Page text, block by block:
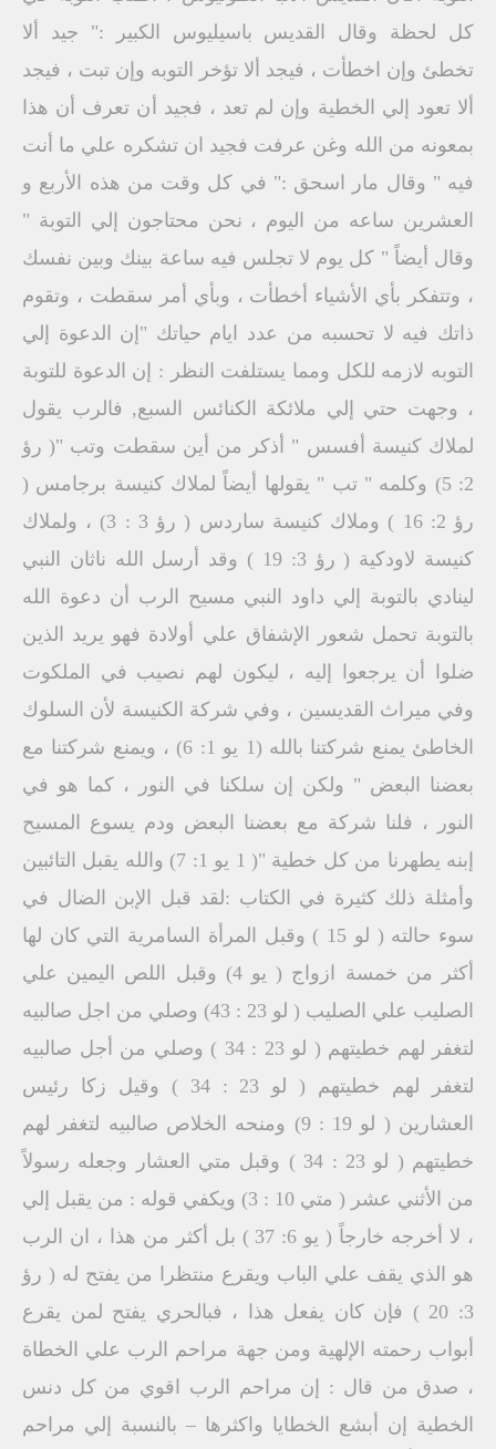
كل لحظة وقال القديس باسيليوس الكبير :" جيد ألا
تخطئ وإن اخطأت ، فيجد ألا تؤخر التوبه وإن تبت ، فيجد
ألا تعود إلي الخطية وإن لم تعد ، فجيد أن تعرف أن هذا
بمعونه من الله وغن عرفت فجيد ان تشكره علي ما أنت
فيه " وقال مار اسحق :" في كل وقت من هذه الأربع و
العشرين ساعه من اليوم ، نحن محتاجون إلي التوبة "
وقال أيضاً " كل يوم لا تجلس فيه ساعة بينك وبين نفسك
، وتتفكر بأي الأشياء أخطأت ، وبأي أمر سقطت ، وتقوم
ذاتك فيه لا تحسبه من عدد ايام حياتك "إن الدعوة إلي
التوبه لازمه للكل ومما يستلفت النظر : إن الدعوة للتوبة
، وجهت حتي إلي ملائكة الكنائس السبع, فالرب يقول
لملاك كنيسة أفسس " أذكر من أين سقطت وتب "( رؤ
2: 5) وكلمه " تب " يقولها أيضاً لملاك كنيسة برجامس (
رؤ 2: 16 ) وملاك كنيسة ساردس ( رؤ 3 : 3) ، ولملاك
كنيسة لاودكية ( رؤ 3: 19 ) وقد أرسل الله ناثان النبي
لينادي بالتوبة إلي داود النبي مسيح الرب أن دعوة الله
بالتوبة تحمل شعور الإشفاق علي أولادة فهو يريد الذين
ضلوا أن يرجعوا إليه ، ليكون لهم نصيب في الملكوت
وفي ميراث القديسين ، وفي شركة الكنيسة لأن السلوك
الخاطئ يمنع شركتنا بالله (1 يو 1: 6) ، ويمنع شركتنا مع
بعضنا البعض " ولكن إن سلكنا في النور ، كما هو في
النور ، فلنا شركة مع بعضنا البعض ودم يسوع المسيح
إبنه يطهرنا من كل خطية "( 1 يو 1: 7) والله يقبل التائبين
وأمثلة ذلك كثيرة في الكتاب :لقد قبل الإبن الضال في
سوء حالته ( لو 15 ) وقبل المرأة السامرية التي كان لها
أكثر من خمسة ازواج ( يو 4) وقبل اللص اليمين علي
الصليب علي الصليب ( لو 23 : 43) وصلي من اجل صالبيه
لتغفر لهم خطيتهم ( لو 23 : 34 ) وصلي من أجل صالبيه
لتغفر لهم خطيتهم ( لو 23 : 34 ) وقيل زكا رئيس
العشارين ( لو 19 : 9) ومنحه الخلاص صالبيه لتغفر لهم
خطيتهم ( لو 23 : 34 ) وقبل متي العشار وجعله رسولاً
من الأثني عشر ( متي 10 : 3) ويكفي قوله : من يقبل إلي
، لا أخرجه خارجاً ( يو 6: 37 ) بل أكثر من هذا ، ان الرب
هو الذي يقف علي الباب ويقرع منتظرا من يفتح له ( رؤ
3: 20 ) فإن كان يفعل هذا ، فبالحري يفتح لمن يقرع
أبواب رحمته الإلهية ومن جهة مراحم الرب علي الخطاة
، صدق من قال : إن مراحم الرب اقوي من كل دنس
الخطية إن أبشع الخطايا واكثرها – بالنسبة إلي مراحم